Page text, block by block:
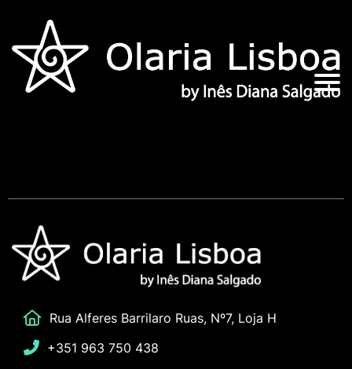
Rua Alferes Barrilaro Ruas, Nº7, Loja H
+351 963 750 438